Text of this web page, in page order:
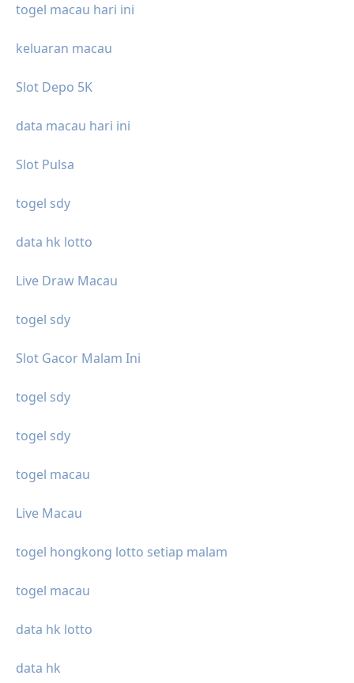
togel macau hari ini
keluaran macau
Slot Depo 5K
data macau hari ini
Slot Pulsa
togel sdy
data hk lotto
Live Draw Macau
togel sdy
Slot Gacor Malam Ini
togel sdy
togel sdy
togel macau
Live Macau
togel hongkong lotto setiap malam
togel macau
data hk lotto
data hk